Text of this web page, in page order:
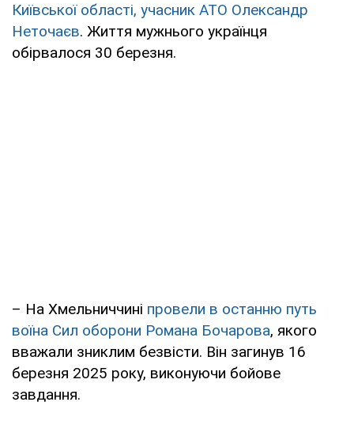
Київської області, учасник АТО Олександр
Неточаєв. Життя мужнього українця
обірвалося 30 березня.
– На Хмельниччині провели в останню путь
воїна Сил оборони Романа Бочарова, якого
вважали зниклим безвісти. Він загинув 16
березня 2025 року, виконуючи бойове
завдання.